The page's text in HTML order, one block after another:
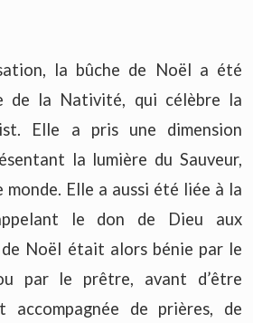
la bûche de Noël a été
de la Nativité, qui célèbre la
Elle a pris une dimension
la lumière du Sauveur,
Elle a aussi été liée à la
le don de Dieu aux
de Noël était alors bénie par le
par le prêtre, avant d’être
accompagnée de prières, de